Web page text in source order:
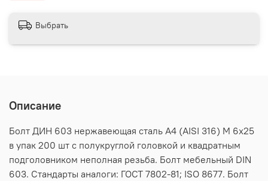
Выбрать
Описание
Болт ДИН 603 нержавеющая сталь А4 (AISI 316) M 6х25
в упак 200 шт с полукруглой головкой и квадратным
подголовником неполная резьба. Болт мебельный DIN
603. Стандарты аналоги: ГОСТ 7802-81; ISO 8677. Болт